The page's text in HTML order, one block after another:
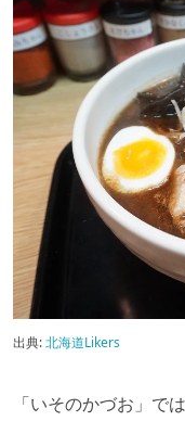
出典:北海道Likers
「いそのかづお」で